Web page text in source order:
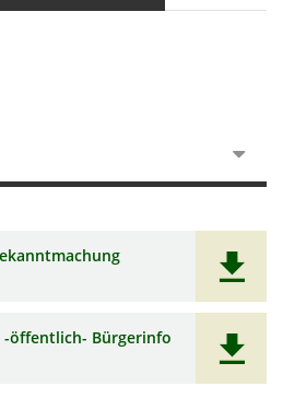
öffentlich- Bürgerinfo